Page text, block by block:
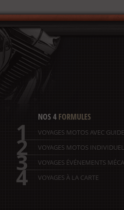
NOS 4 FORMULES
1 VOYAGES MOTOS AVEC
2 VOYAGES MOTOS
3 VOYAGES ÉVÉNEMENTS
4 VOYAGES À LA CARTE